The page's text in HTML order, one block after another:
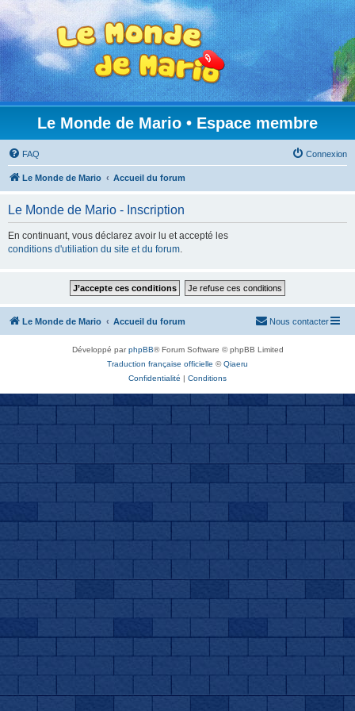
Le Monde de Mario • Espace membre
FAQ Connexion
Le Monde de Mario Accueil du forum
Le Monde de Mario - Inscription
En continuant, vous déclarez avoir lu et accepté les
conditions d'utiliation du site et du forum.
Le Monde de Mario Accueil du forum Nous contacter
Développé parphpBB® Forum Software © phpBB Limited
Traduction française officielle ©Qiaeru
Confidentialité | Conditions